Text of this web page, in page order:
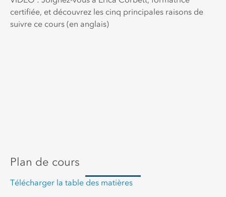
certifiée, et découvrez les cinq principales raisons de
suivre ce cours (en anglais)
Plan de cours
Télécharger la table des matières